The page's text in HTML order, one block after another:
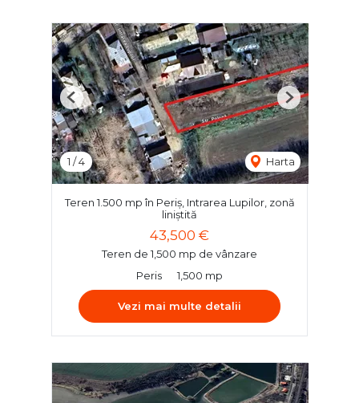
1 /4 Harta
Previous Next
Teren 1.500 mp în Periș, Intrarea Lupilor, zonă
liniștită
43,500 €
Teren de 1,500 mp de vânzare
Peris
1,500 mp
Vezi mai multe detalii